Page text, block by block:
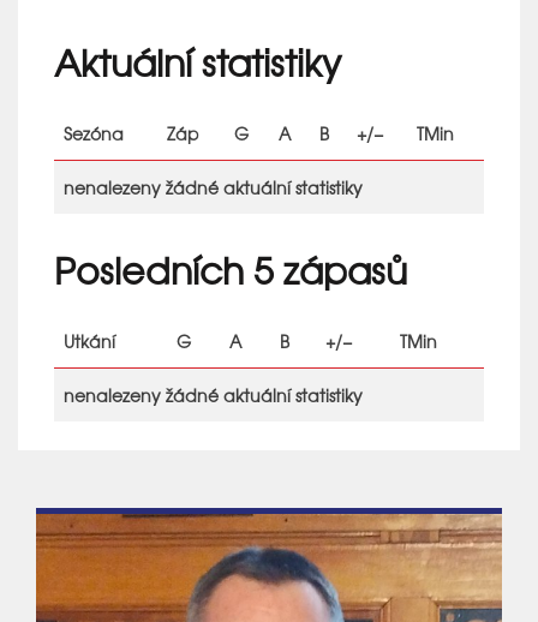
Aktuální statistiky
Sezóna Záp G A B +/− TMin
nenalezeny žádné aktuální statistiky
Posledních 5 zápasů
Utkání G A B +/− TMin
nenalezeny žádné aktuální statistiky